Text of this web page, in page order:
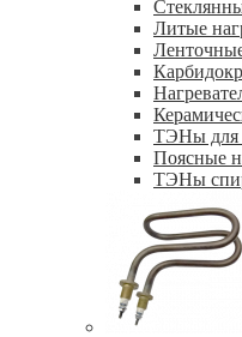
Литые
ТЭНы для
Поясные
ТЭНы